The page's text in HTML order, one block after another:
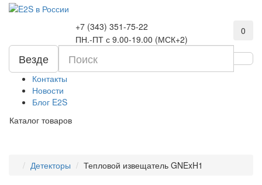
+7 (343) 351-75-22
ПН.-ПТ с 9.00-19.00 (МСК+2)
0
Везде
Контакты
Новости
Блог E2S
Каталог товаров
Детекторы Тепловой извещатель GNExH1